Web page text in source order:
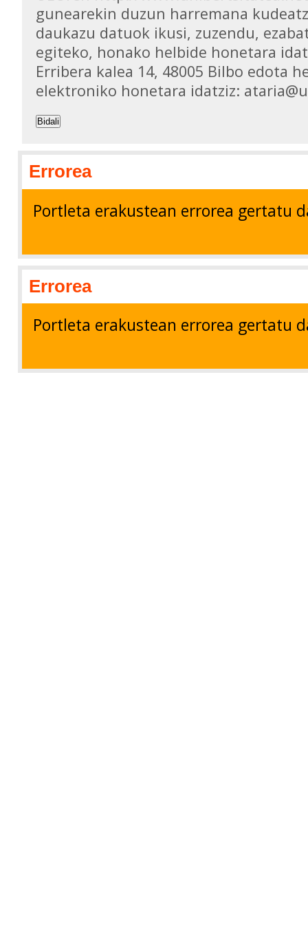
gunearekin duzun harremana
daukazu datuok ikusi, zuzendu,
egiteko, honako helbide honetara
Erribera kalea 14, 48005 Bilbo edota
elektroniko honetara idatziz:
Bidali
Errorea
Portleta erakustean errorea gertatu
Errorea
Portleta erakustean errorea gertatu